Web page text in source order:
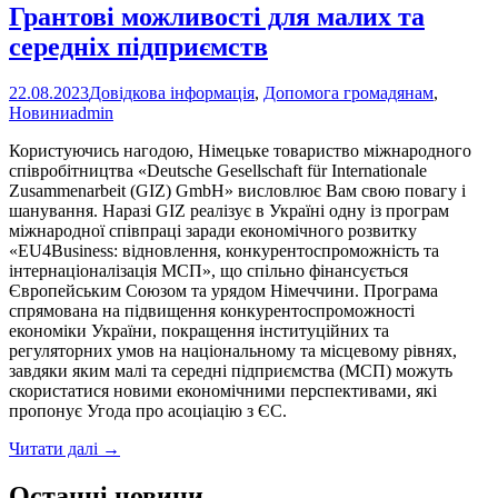
Грантові можливості для малих та
середніх підприємств
22.08.2023Довідкова інформація, Допомога громадянам,
Новиниadmin
Користуючись нагодою, Німецьке товариство міжнародного
співробітництва «Deutsche Gesellschaft für Internationale
Zusammenarbeit (GIZ) GmbH» висловлює Вам свою повагу і
шанування. Наразі GIZ реалізує в Україні одну із програм
міжнародної співпраці заради економічного розвитку
«EU4Business: відновлення, конкурентоспроможність та
інтернаціоналізація МСП», що спільно фінансується
Європейським Союзом та урядом Німеччини. Програма
спрямована на підвищення конкурентоспроможності
економіки України, покращення інституційних та
регуляторних умов на національному та місцевому рівнях,
завдяки яким малі та середні підприємства (МСП) можуть
скористатися новими економічними перспективами, які
пропонує Угода про асоціацію з ЄС.
Читати далі Грантові
для
→